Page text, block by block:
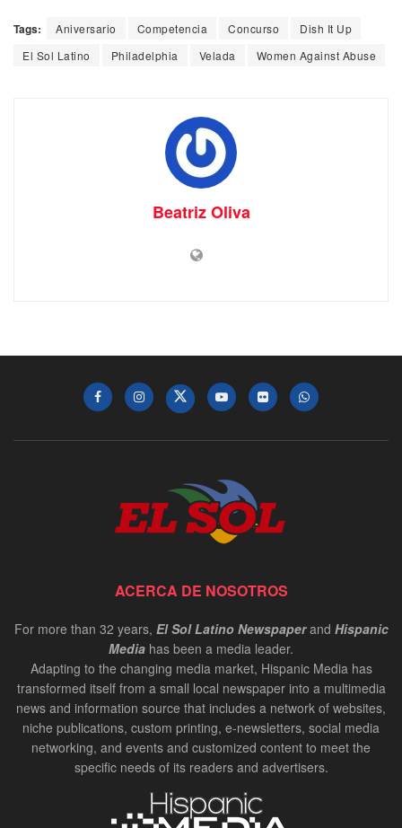
Tags: Aniversario Competencia Concurso
Dish It Up
El Sol Latino
Philadelphia Velada Women Against Abuse
Beatriz Oliva
ACERCA DE NOSOTROS
For more than 32 years, El Sol Latino Newspaperand Hispanic
Media has been a media leader.
Adapting to the changing media market, Hispanic Media has
transformed itself from a small local newspaper into a multimedia
news and information source that includes a network of websites,
niche publications, custom printing, e-newsletters, social media
networking, and events and customized content to meet the
specific needs of its readers and advertisers.